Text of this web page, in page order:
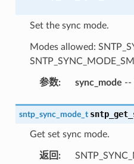
Set the sync mode.
Modes allowed:
参数: sync_mode --
sntp_sync_mode_t
Get set sync mode.
返回 :